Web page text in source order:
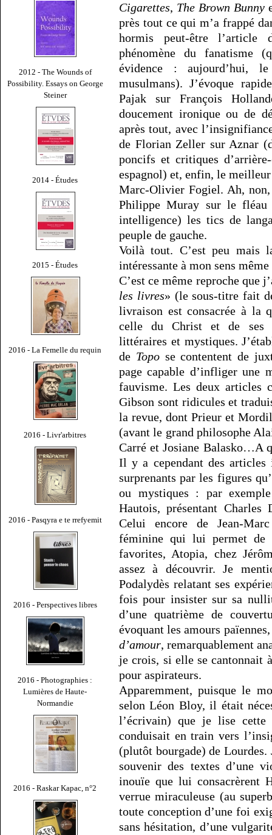
2012 - The Wounds of
Possibility. Essays on George
Steiner
2014 - Études
2015 - Études
2016 - La Femelle du requin
2016 - Livr'arbitres
2016 - Pasqyra e te rrefyemit
2016 - Perspectives libres
2016 - Photographies :
Lumières de Haute-
Normandie
2016 - Raskar Kapac, n°2
Cigarettes, The Brown Bunny
près tout ce qui m’a frappé
hormis peut-être l’article
phénomène du fanatisme
évidence : aujourd’hui,
musulmans). J’évoque
Pajak sur François
doucement ironique ou de
après tout, avec
de Florian Zeller sur Aznar
poncifs et critiques
espagnol) et, enfin, le
Marc-Olivier Fogiel. Ah,
Philippe Muray sur le fléau
intelligence) les tics de
peuple de gauche.
Voilà tout. C’est peu mais
intéressante à mon sens
C’est ce même reproche que
les livres» (le sous-titre fait
livraison est consacrée à la
celle du Christ et de ses
littéraires et mystiques.
de Topose contentent de
page capable d’infliger une
fauvisme. Les deux articles
Gibson sont ridicules et
la revue, dont Prieur et
(avant le grand philosophe
Carré et Josiane Balasko…A
Il y a cependant des articles
surprenants par les figures
ou mystiques : par
Hautois, présentant
Celui encore de Jean-
féminine qui lui permet de
favorites, Atopia, chez
assez à découvrir. Je
Podalydès relatant ses
fois pour insister sur sa
d’une quatrième de
évoquant les amours
d’amour, remarquablement
je crois, si elle se cantonnait
pour aspirateurs.
Apparemment, puisque le
selon Léon Bloy, il était
l’écrivain) que je lise
conduisait en train vers
(plutôt bourgade) de Lourdes.
souvenir des textes d’une
inouïe que lui consacrèrent
verrue miraculeuse (au
toute conception d’une foi
sans hésitation, d’une